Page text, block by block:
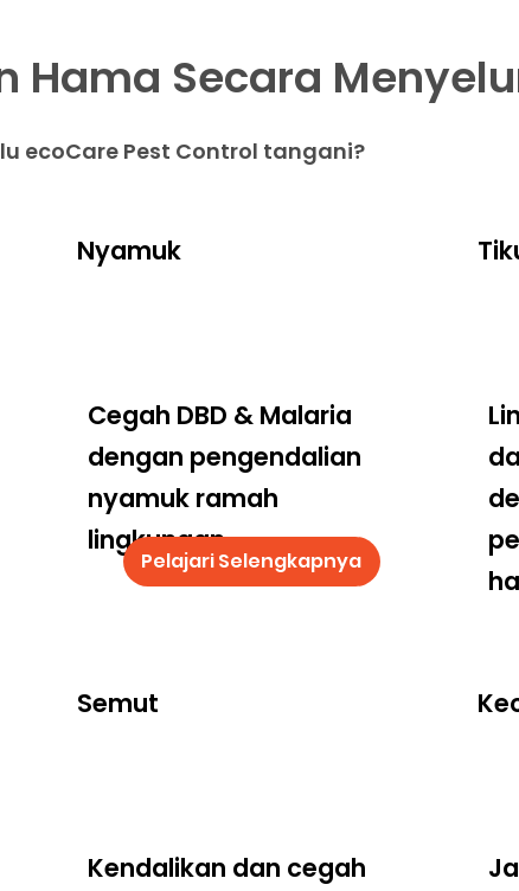
Hama Secara
ecoCare Pest Control tangani?
Nyamuk
Cegah DBD & Malaria
dengan pengendalian
nyamuk ramah
lingkungan
Pelajari Selengkapnya
Semut
Kendalikan dan cegah